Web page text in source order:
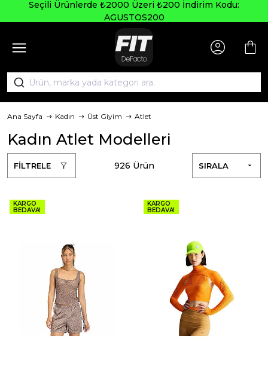
Seçili Ürünlerde ₺2000 Üzeri ₺200 İndirim Kodu:
AGUSTOS200
Ana Sayfa Kadın Üst Giyim Atlet
Kadın Atlet Modelleri
FİLTRELE SIRALA
926 Ürün
KARGO
BEDAVA!
KARGO
BEDAVA!